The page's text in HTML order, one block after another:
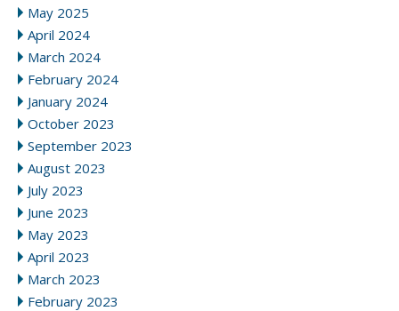
May 2025
April 2024
March 2024
February 2024
January 2024
October 2023
September 2023
August 2023
July 2023
June 2023
May 2023
April 2023
March 2023
February 2023